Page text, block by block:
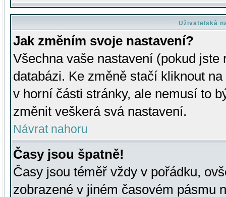
Uživatelská
Jak změním svoje nastavení?
Všechna vaše nastavení (pokud
databázi. Ke změně stačí kliknout
v horní části stránky, ale nemusí to
změnit veškerá svá nastavení.
Návrat nahoru
Časy jsou špatně!
Časy jsou téměř vždy v pořádku,
zobrazené v jiném časovém pásmu